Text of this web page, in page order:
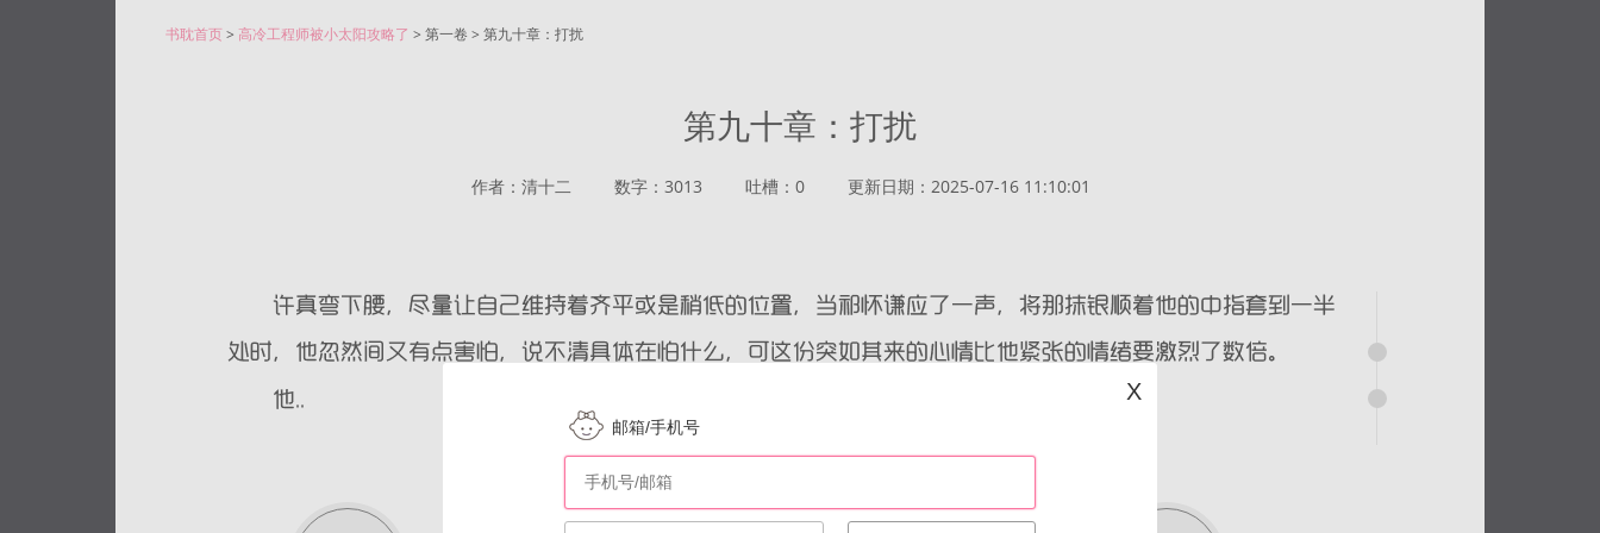
书耽首页> 高冷工程师被小太阳攻略了 > 第一卷 > 第九十章：打扰
第九十章：打扰
作者：清十二 数字：3013 吐槽：0 更新日期：2025-07-16 11:10:01
邮箱/手机号
X